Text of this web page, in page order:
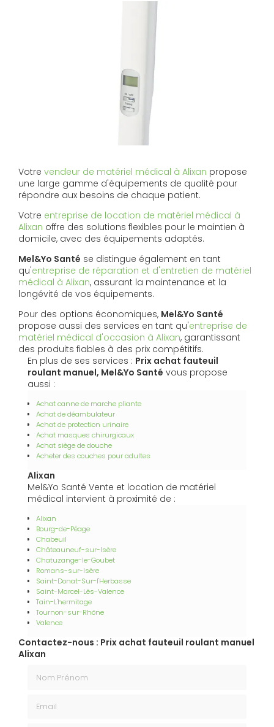
Votre vendeur de matériel médical à Alixan propose
une large gamme d'équipements de qualité pour
répondre aux besoins de chaque patient.
Votre entreprise de location de matériel médical à
Alixan offre des solutions flexibles pour le maintien à
domicile, avec des équipements adaptés.
Mel&Yo Santé se distingue également en tant
qu'entreprise de réparation et d'entretien de matériel
médical à Alixan, assurant la maintenance et la
longévité de vos équipements.
Pour des options économiques, Mel&Yo Santé
propose aussi des services en tant qu'entreprise de
matériel médical d'occasion à Alixan, garantissant
des produits fiables à des prix compétitifs.
En plus de ses services : Prix achat fauteuil
roulant manuel, Mel&Yo Santé vous propose
aussi :
Achat canne de marche pliante
Achat de déambulateur
Achat de protection urinaire
Achat masques chirurgicaux
Achat siège de douche
Acheter des couches pour adultes
Alixan
Mel&Yo Santé Vente et location de matériel
médical intervient à proximité de :
Alixan
Bourg-de-Péage
Chabeuil
Châteauneuf-sur-Isère
Chatuzange-le-Goubet
Romans-sur-Isère
Saint-Donat-Sur-l'Herbasse
Saint-Marcel-Lès-Valence
Tain-L'hermitage
Tournon-sur-Rhône
Valence
Contactez-nous : Prix achat fauteuil roulant manuel
Alixan